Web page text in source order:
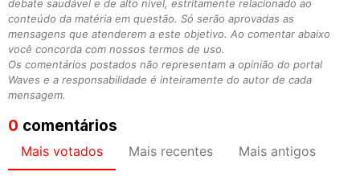
debate saudável e de alto nível, estritamente relacionado ao
conteúdo da matéria em questão. Só serão aprovadas as
mensagens que atenderem a este objetivo. Ao comentar abaixo
você concorda com nossos termos de uso.
Os comentários postados não representam a opinião do portal
Waves e a responsabilidade é inteiramente do autor de cada
mensagem.
0 comentários
Mais votados Mais recentes Mais antigos